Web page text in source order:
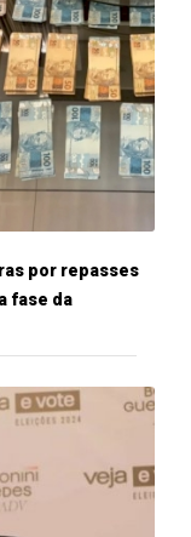
por repasses
fase da